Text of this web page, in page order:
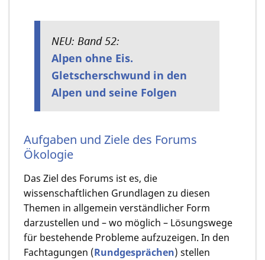
NEU: Band 52:
Alpen ohne Eis.
Gletscherschwund in den
Alpen und seine Folgen
Aufgaben und Ziele des Forums
Ökologie
Das Ziel des Forums ist es, die
wissenschaftlichen Grundlagen zu diesen
Themen in allgemein verständlicher Form
darzustellen und – wo möglich – Lösungswege
für bestehende Probleme aufzuzeigen. In den
Fachtagungen (Rundgesprächen) stellen